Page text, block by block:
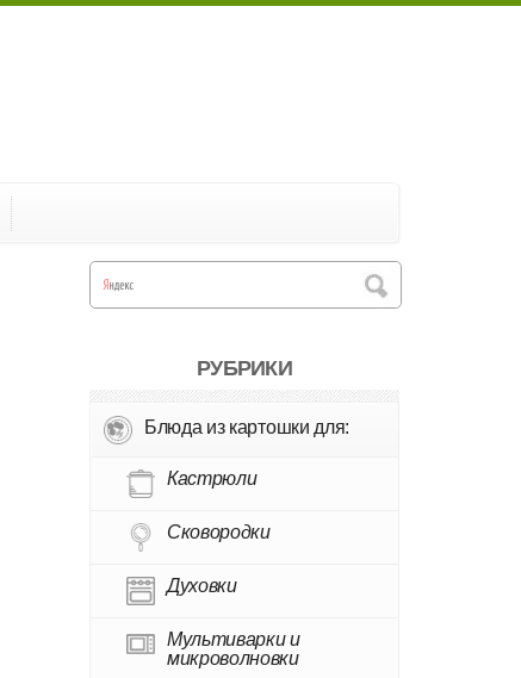
РУБРИКИ
Блюда из картошки для:
Кастрюли
Сковородки
Духовки
Мультиварки и
микроволновки